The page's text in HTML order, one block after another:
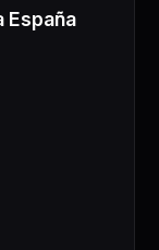
España